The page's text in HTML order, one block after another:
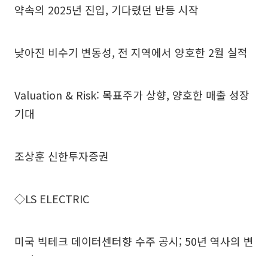
약속의 2025년 진입, 기다렸던 반등 시작
낮아진 비수기 변동성, 전 지역에서 양호한 2월 실적
Valuation & Risk: 목표주가 상향, 양호한 매출 성장
기대
조상훈 신한투자증권
◇LS ELECTRIC
미국 빅테크 데이터센터향 수주 공시; 50년 역사의 변